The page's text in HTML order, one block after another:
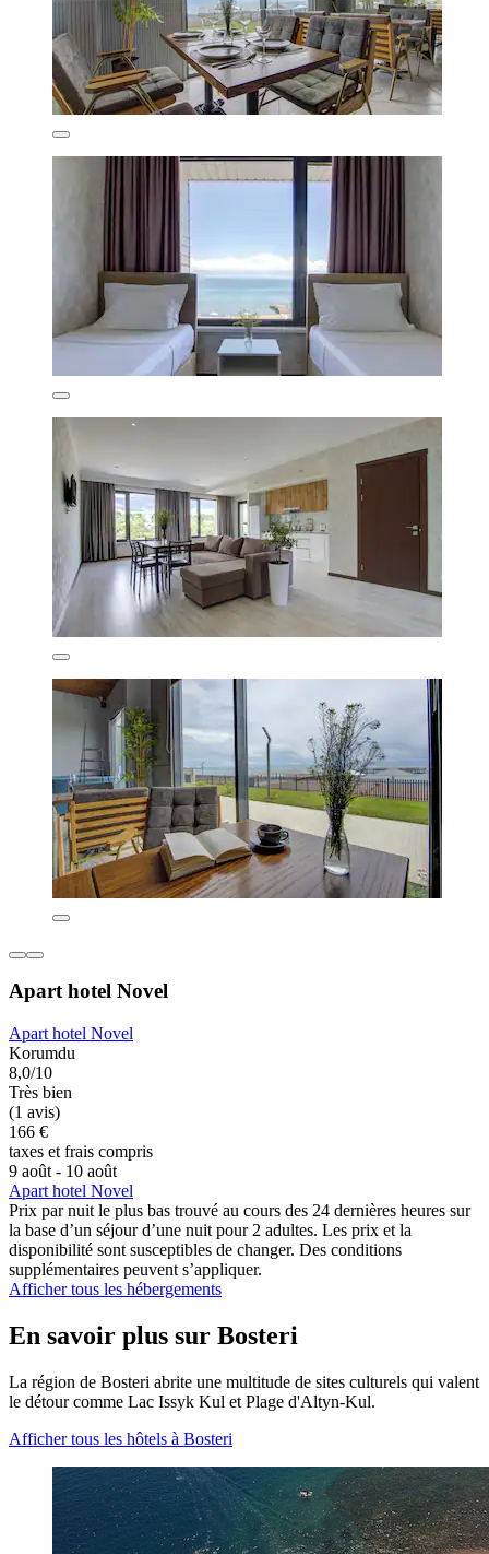
Apart hotel Novel
Apart hotel Novel
Korumdu
8,0/10
Très bien
(1 avis)
166 €
taxes et frais compris
9 août - 10 août
Apart hotel Novel
Prix par nuit le plus bas trouvé au cours des 24 dernières heures sur
la base d’un séjour d’une nuit pour 2 adultes. Les prix et la
disponibilité sont susceptibles de changer. Des conditions
supplémentaires peuvent s’appliquer.
Afficher tous les hébergements
En savoir plus sur Bosteri
La région de Bosteri abrite une multitude de sites culturels qui valent
le détour comme Lac Issyk Kul et Plage d'Altyn-Kul.
Afficher tous les hôtels à Bosteri